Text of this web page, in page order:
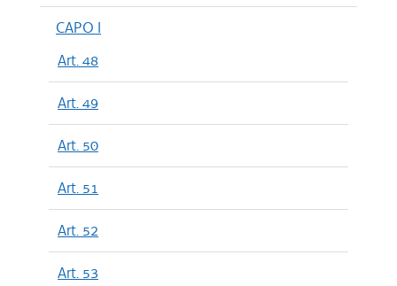
CAPO I
Art. 48
Art. 49
Art. 50
Art. 51
Art. 52
Art. 53